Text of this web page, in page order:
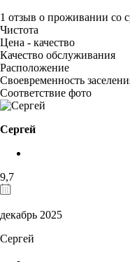
1 отзыв о проживании со
Чистота
Цена - качество
Качество обслуживания
Расположение
Своевременность
Соответствие фото
Сергей
9,7
декабрь 2025
Сергей